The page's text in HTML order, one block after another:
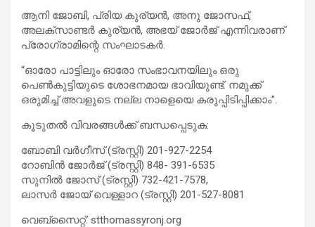
ആനി ജോബി, പ്രിയ കുര്യൻ, അനു ജോസഫ്,
അലക്സാണ്ടർ കുര്യൻ, അഭയ് ജോർജ് എന്നിവരാണ്
പ്രോഗ്രാമിന്റെ സംഘാടകർ.
“ഓരോ പാട്ടിലും ഓരോ സംഭാവനയിലും ഒരു
പെൺകുട്ടിയുടെ ശോഭനമായ ഭാവിയുണ്ട്. നമുക്ക്
ഒരുമിച്ച് അവളുടെ നല്ല നാളെയെ കരുപ്പിടിപ്പിക്കാം”.
കൂടുതൽ വിവരങ്ങൾക്ക് ബന്ധപ്പെടുക:
ബോബി വർഗീസ് (ട്രസ്റ്റി) 201-927-2254
റോബിൻ ജോർജ് (ട്രസ്റ്റി) 848- 391-6535
സുനിൽ ജോസ് (ട്രസ്റ്റി) 732-421-7578,
ലാസർ ജോയ് വെള്ളാറ (ട്രസ്റ്റി) 201-527-8081
വെബ്സൈറ്റ്: stthomassyronj.org